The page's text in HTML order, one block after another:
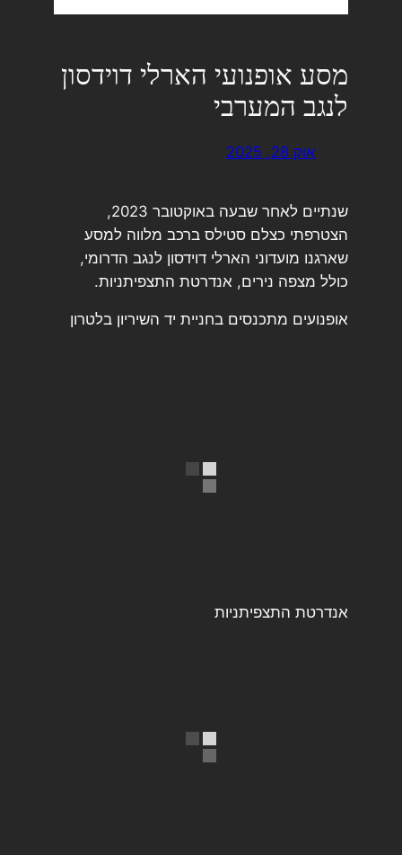
מסע אופנועי הארלי דוידסון
לנגב המערבי
אוק 28, 2025
שנתיים לאחר שבעה באוקטובר 2023,
הצטרפתי כצלם סטילס ברכב מלווה למסע
שארגנו מועדוני הארלי דוידסון לנגב הדרומי,
כולל מצפה נירים, אנדרטת התצפיתניות.
אופנועים מתכנסים בחניית יד השיריון בלטרון
אנדרטת התצפיתניות